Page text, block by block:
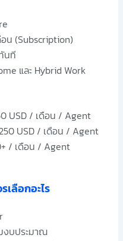
น (Subscription)
นที
และ Hybrid Work
USD / เดือน / Agent
USD / เดือน / Agent
/ เดือน / Agent
เลือกอะไร
งบประมาณ